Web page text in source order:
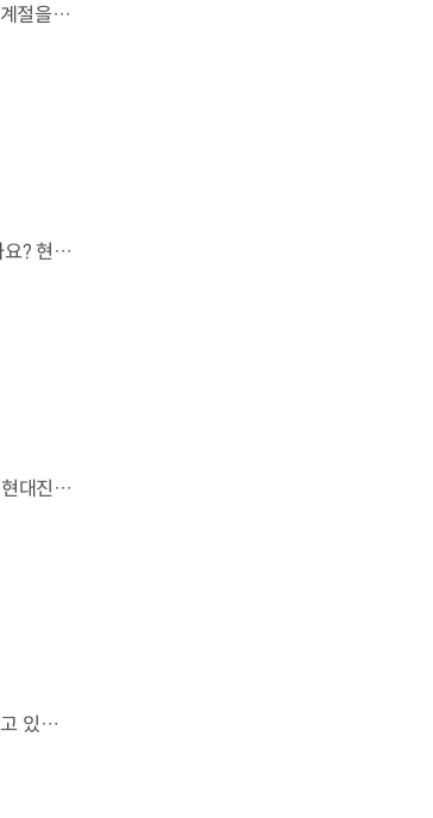
살랑이는 억새와 새들의 지저귐,선선한 가을이 찾아오는 소리. 더 기아 타스만과 함께 계절을 만나보세요. 🎧 *본 영상은 AI를 활용해 제작했습니다. #기아 #더기아타스만 #타스만 #가을 #입추 #Tasman #ASMR
현대자동차 하이브리드 누적 판매 500만 대.많은 운전자들이 선택한 이유는 무엇일까요? 현대진행형 팟캐스트 EP.21에서 확인하세요.📻 #현대자동차그룹 #현대진행형 #모빌리티팟캐스트 #하이브리드 #연료 #미래모빌리티 #모빌리티
오랫동안 미래 에너지로 사용되어 온 수소.왜 지금까지도 중요한 선택지로 꼽힐까요? 현대진행형 팟캐스트 EP.21에서 확인하세요.📻 #현대자동차그룹 #현대진행형 #모빌리티팟캐스트 #수소전기차 #수소에너지 #연료 #미래모빌리티 #모빌리티
엔진으로 움직이는 기계로 여겨졌던 자동차.배터리와 소프트웨어를 통해 어떻게 바뀌고 있을까요? 현대진행형 팟캐스트 EP.21에서 확인하세요.📻 #현대자동차그룹 #현대진행형 #모빌리티팟캐스트 #SDV #전기차 #연료 #미래모빌리티 #모빌리티